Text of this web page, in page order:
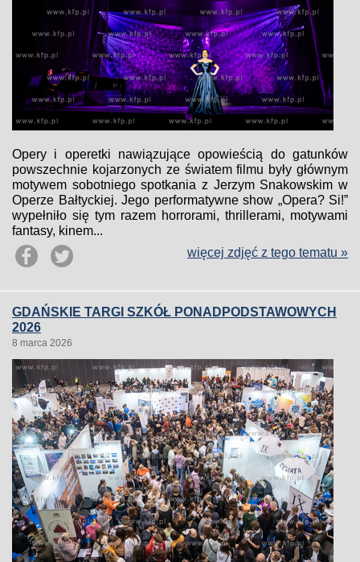
Opery i operetki nawiązujące opowieścią do gatunków
powszechnie kojarzonych ze światem filmu były głównym
motywem sobotniego spotkania z Jerzym Snakowskim w
Operze Bałtyckiej. Jego performatywne show „Opera? Si!”
wypełniło się tym razem horrorami, thrillerami, motywami
fantasy, kinem...
więcej zdjęć z tego tematu »
GDAŃSKIE TARGI SZKÓŁ PONADPODSTAWOWYCH
2026
8 marca 2026